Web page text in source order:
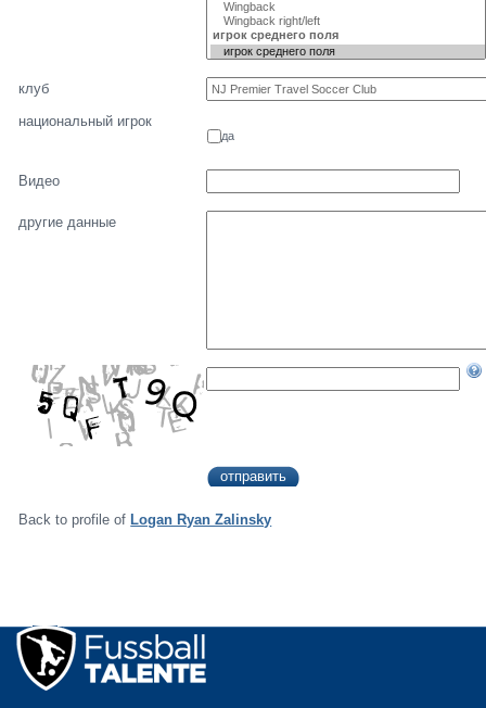
клуб
национальный игрок
да
Видео
другие данные
Back to profile of Logan Ryan Zalinsky